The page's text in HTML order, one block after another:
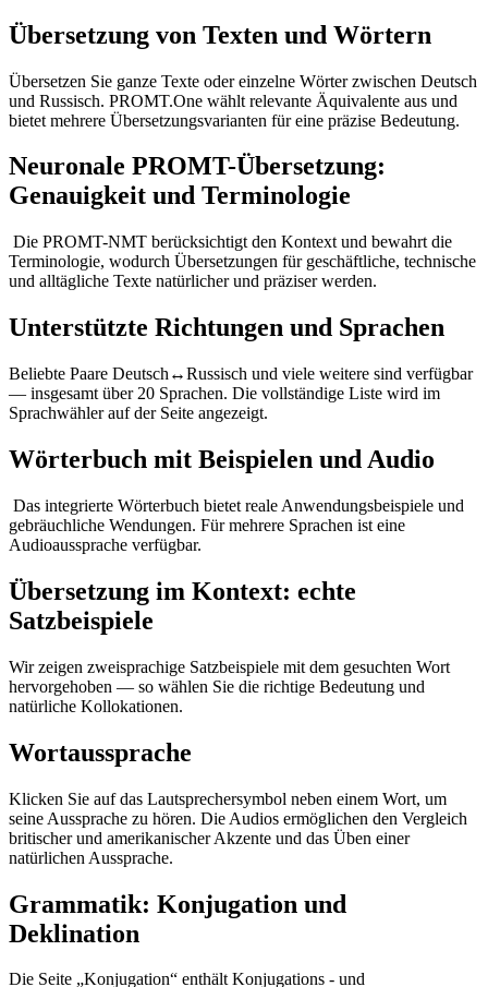
Übersetzung von Texten und Wörtern
Übersetzen Sie ganze Texte oder einzelne Wörter zwischen Deutsch
und Russisch. PROMT.One wählt relevante Äquivalente aus und
bietet mehrere Übersetzungsvarianten für eine präzise Bedeutung.
Neuronale PROMT-Übersetzung:
Genauigkeit und Terminologie
Die PROMT-NMT berücksichtigt den Kontext und bewahrt die
Terminologie, wodurch Übersetzungen für geschäftliche, technische
und alltägliche Texte natürlicher und präziser werden.
Unterstützte Richtungen und Sprachen
Beliebte Paare Deutsch↔Russisch und viele weitere sind verfügbar
— insgesamt über 20 Sprachen. Die vollständige Liste wird im
Sprachwähler auf der Seite angezeigt.
Wörterbuch mit Beispielen und Audio
Das integrierte Wörterbuch bietet reale Anwendungsbeispiele und
gebräuchliche Wendungen. Für mehrere Sprachen ist eine
Audioaussprache verfügbar.
Übersetzung im Kontext: echte
Satzbeispiele
Wir zeigen zweisprachige Satzbeispiele mit dem gesuchten Wort
hervorgehoben — so wählen Sie die richtige Bedeutung und
natürliche Kollokationen.
Wortaussprache
Klicken Sie auf das Lautsprechersymbol neben einem Wort, um
seine Aussprache zu hören. Die Audios ermöglichen den Vergleich
britischer und amerikanischer Akzente und das Üben einer
natürlichen Aussprache.
Grammatik: Konjugation und
Deklination
Die Seite „Konjugation“ enthält Konjugations - und